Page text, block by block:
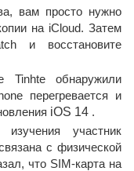
вам просто нужно
на iCloud. Затем
и восстановите
Tinhte обнаружили
перегревается и
iOS 14 .
участник
с физической
что SIM-карта на